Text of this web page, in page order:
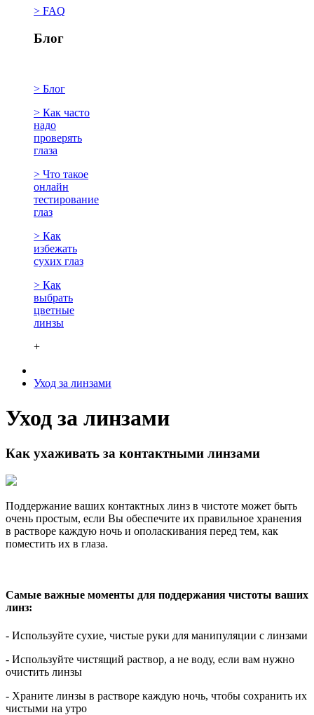
> FAQ
Блог
> Блог
> Как часто
надо
проверять
глаза
> Что такое
онлайн
тестирование
глаз
> Как
избежать
сухих глаз
> Как
выбрать
цветные
линзы
+
Уход за линзами
Уход за линзами
Как ухаживать за контактными линзами
Поддержание ваших контактных линз в чистоте может быть
очень простым, если Вы обеспечите их правильное хранения
в растворе каждую ночь и ополаскивания перед тем, как
поместить их в глаза.
Самые важные моменты для поддержания чистоты ваших
линз:
- Используйте сухие, чистые руки для манипуляции с линзами
- Используйте чистящий раствор, а не воду, если вам нужно
очистить линзы
- Храните линзы в растворе каждую ночь, чтобы сохранить их
чистыми на утро